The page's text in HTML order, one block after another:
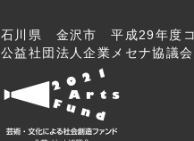
石川県 金沢市 平成29年度コ
公益社団法人企業メセナ協議